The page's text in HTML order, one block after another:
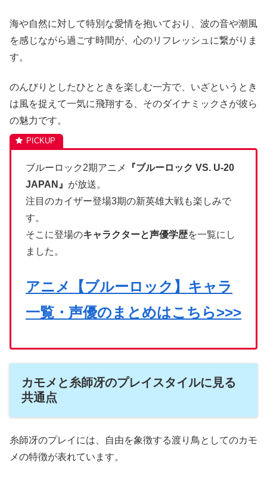
海や自然に対して特別な愛情を抱いており、波の音や潮風
を感じながら過ごす時間が、心のリフレッシュに繋がりま
す。
のんびりとしたひとときを楽しむ一方で、いざというとき
は風を捉えて一気に飛翔する、そのダイナミックさが彼ら
の魅力です。
ブルーロック2期アニメ
『ブルーロック VS. U-20
JAPAN』 が放送。
注目のカイザー登場3期の新英雄大戦も楽しみで
す。
そこに登場のキャラクターと声優学歴を一覧にし
ました。
アニメ【ブルーロック】キャラ
一覧・声優のまとめはこちら>>>
カモメと糸師冴のプレイスタイルに見る
共通点
糸師冴のプレイには、自由を象徴する渡り鳥としてのカモ
メの特徴が表れています。